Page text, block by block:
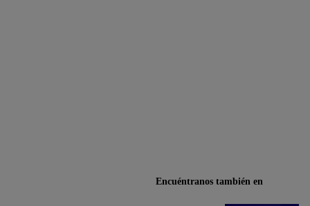
Encuéntranos también en